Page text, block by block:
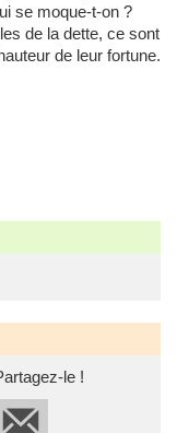
se moque-t-on ?
de la dette, ce sont
de leur fortune.
le !